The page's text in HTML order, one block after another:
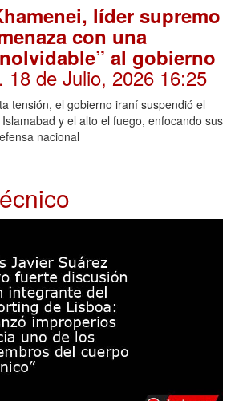
líder supremo
con una
al gobierno
. 18 de Julio, 2026 16:25
tensión, el gobierno iraní suspendió el
y el alto el fuego, enfocando sus
nacional